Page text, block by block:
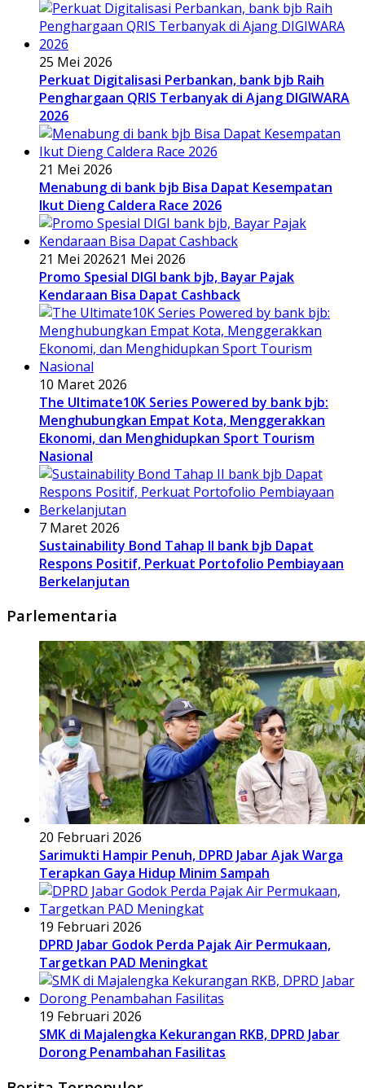
25 Mei 2026
Perkuat Digitalisasi Perbankan, bank bjb Raih
Penghargaan QRIS Terbanyak di Ajang DIGIWARA
2026
21 Mei 2026
Menabung di bank bjb Bisa Dapat Kesempatan
Ikut Dieng Caldera Race 2026
21 Mei 202621 Mei 2026
Promo Spesial DIGI bank bjb, Bayar Pajak
Kendaraan Bisa Dapat Cashback
10 Maret 2026
The Ultimate10K Series Powered by bank bjb:
Menghubungkan Empat Kota, Menggerakkan
Ekonomi, dan Menghidupkan Sport Tourism
Nasional
7 Maret 2026
Sustainability Bond Tahap II bank bjb Dapat
Respons Positif, Perkuat Portofolio Pembiayaan
Berkelanjutan
Parlementaria
20 Februari 2026
Sarimukti Hampir Penuh, DPRD Jabar Ajak Warga
Terapkan Gaya Hidup Minim Sampah
19 Februari 2026
DPRD Jabar Godok Perda Pajak Air Permukaan,
Targetkan PAD Meningkat
19 Februari 2026
SMK di Majalengka Kekurangan RKB, DPRD Jabar
Dorong Penambahan Fasilitas